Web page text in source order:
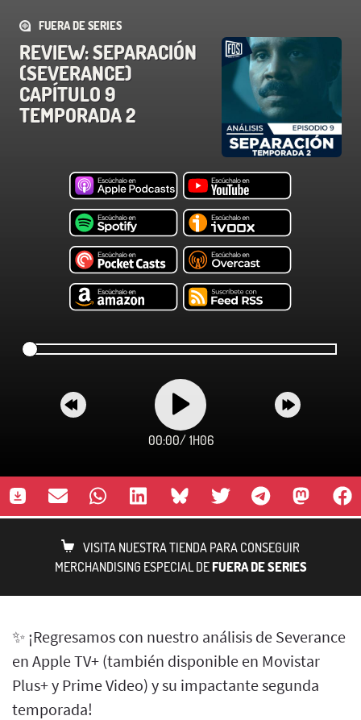
FUERA DE SERIES
REVIEW: SEPARACIÓN
(SEVERANCE)
CAPÍTULO 9
TEMPORADA 2
00:00/ 1H06
VISITA NUESTRA TIENDA PARA CONSEGUIR
MERCHANDISING ESPECIAL DEFUERA DE SERIES
✨ ¡Regresamos con nuestro análisis de Severance
en Apple TV+ (también disponible en Movistar
Plus+ y Prime Video) y su impactante segunda
temporada!